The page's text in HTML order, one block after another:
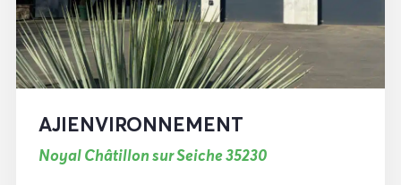
AJIENVIRONNEMENT
Noyal Châtillon sur Seiche 35230